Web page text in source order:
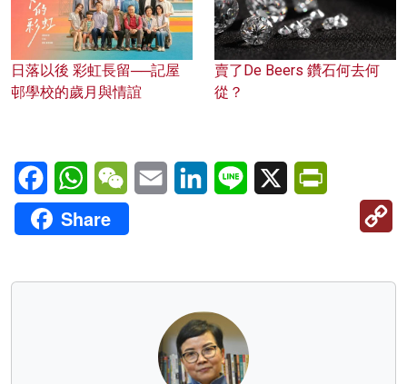
日落以後 彩虹長留──記屋
邨學校的歲月與情誼
賣了De Beers 鑽石何去何
從？
FacebookWhatsAppWeChatEmail LinkedInLine X
Share